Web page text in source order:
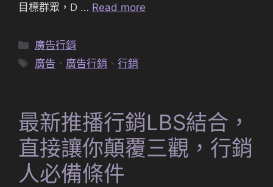
目標群眾，D … Read more
分
類
廣告行銷
標
廣告 、 廣告行銷 、行銷
最新推播行銷LBS結合，
直接讓你顛覆三觀，行銷
人必備條件